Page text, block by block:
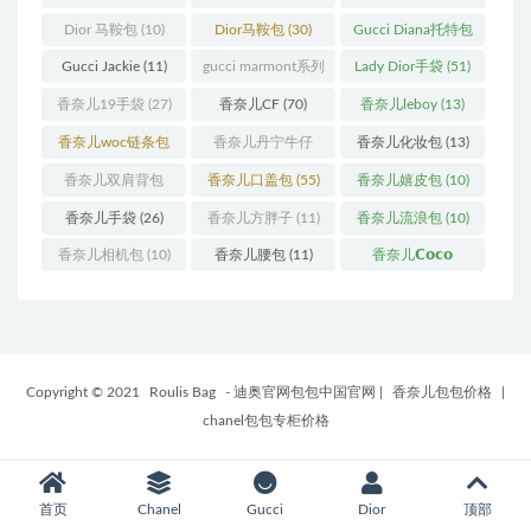
Dior 马鞍包(10) Dior马鞍包 (30) Gucci Diana托特包
(11)
Gucci Jackie(11) gucci marmont系列
(19)
Lady Dior手袋 (51)
香奈儿19手袋 (27) 香奈儿CF (70) 香奈儿leboy (13)
香奈儿woc链条包
(11)
香奈儿丹宁牛仔
(12)
香奈儿化妆包(13)
香奈儿双肩背包
(13)
香奈儿口盖包(55) 香奈儿嬉皮包(10)
香奈儿手袋(26) 香奈儿方胖子(11) 香奈儿流浪包(10)
香奈儿相机包(10) 香奈儿腰包(11) 香奈儿𝗖𝗼𝗰𝗼
Copyright © 2021 Roulis Bag - 迪奥官网包包中国官网 香奈儿包包价格
chanel包包专柜价格
首页 Chanel Gucci Dior 顶部